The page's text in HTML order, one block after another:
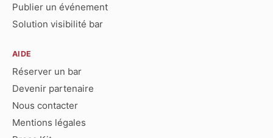
Publier un événement
Solution visibilité bar
AIDE
Réserver un bar
Devenir partenaire
Nous contacter
Mentions légales